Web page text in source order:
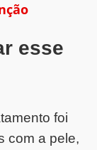
esse
foi
com a pele,